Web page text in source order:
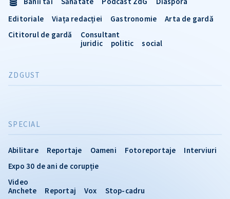
SPECIAL
Abilitare Reportaje Oameni Fotoreportaje
Interviuri
Expo 30 de ani de corupție
Video
Anchete
Reportaj Vox Stop-cadru
Editoriale
Viața redacției Gastronomie
Arta de gardă
Cititorul de gardă
Consultant
juridic
politic social
ZDGUST